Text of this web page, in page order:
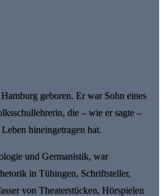
geboren. Er war Sohn eines
die – wie er sagte –
hineingetragen hat.
und Germanistik, war
in Tübingen, Schriftsteller,
von Theaterstücken, Hörspielen